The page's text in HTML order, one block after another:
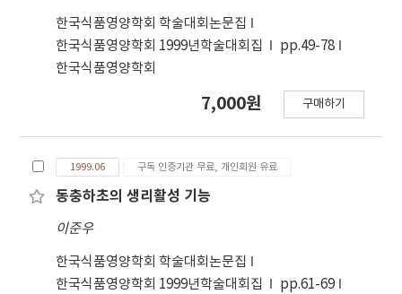
한국식품영양학회 학술대회논문집
한국식품영양학회 1999년학술대회집
pp.49-78
한국식품영양학회
7,000원 구매하기
1999.06 구독 인증기관 무료, 개인회원 유료
동충하초의 생리활성 기능
이준우
한국식품영양학회 학술대회논문집
한국식품영양학회 1999년학술대회집
pp.61-69